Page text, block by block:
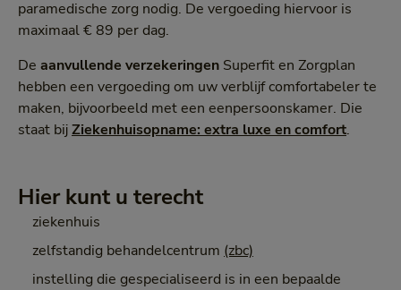
paramedische zorg nodig. De vergoeding hiervoor is
maximaal € 89 per dag.
De aanvullende verzekeringen Superfit en Zorgplan
hebben een vergoeding om uw verblijf comfortabeler te
maken, bijvoorbeeld met een eenpersoonskamer. Die
staat bijZiekenhuisopname: extra luxe en comfort.
Hier kunt u terecht
ziekenhuis
zelfstandig behandelcentrum (zbc)
instelling die gespecialiseerd is in een bepaalde